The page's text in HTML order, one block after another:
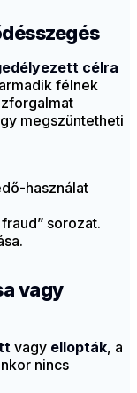
célra
félnek
megszüntetheti
használat
sorozat.
vagy
vagy ellopták, a
nincs